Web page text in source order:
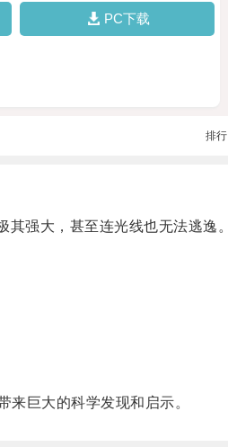
PC下载
排行
强大，甚至连光线也无法逃逸。
巨大的科学发现和启示。